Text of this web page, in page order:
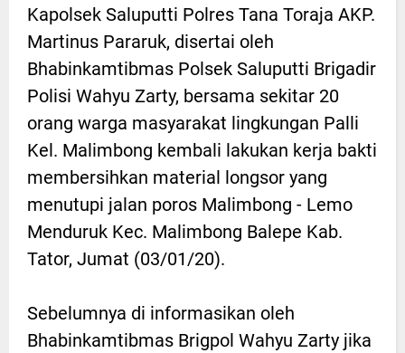
Kapolsek Saluputti Polres Tana Toraja AKP.
Martinus Pararuk, disertai oleh
Bhabinkamtibmas Polsek Saluputti Brigadir
Polisi Wahyu Zarty, bersama sekitar 20
orang warga masyarakat lingkungan Palli
Kel. Malimbong kembali lakukan kerja bakti
membersihkan material longsor yang
menutupi jalan poros Malimbong - Lemo
Menduruk Kec. Malimbong Balepe Kab.
Tator, Jumat (03/01/20).
Sebelumnya di informasikan oleh
Bhabinkamtibmas Brigpol Wahyu Zarty jika